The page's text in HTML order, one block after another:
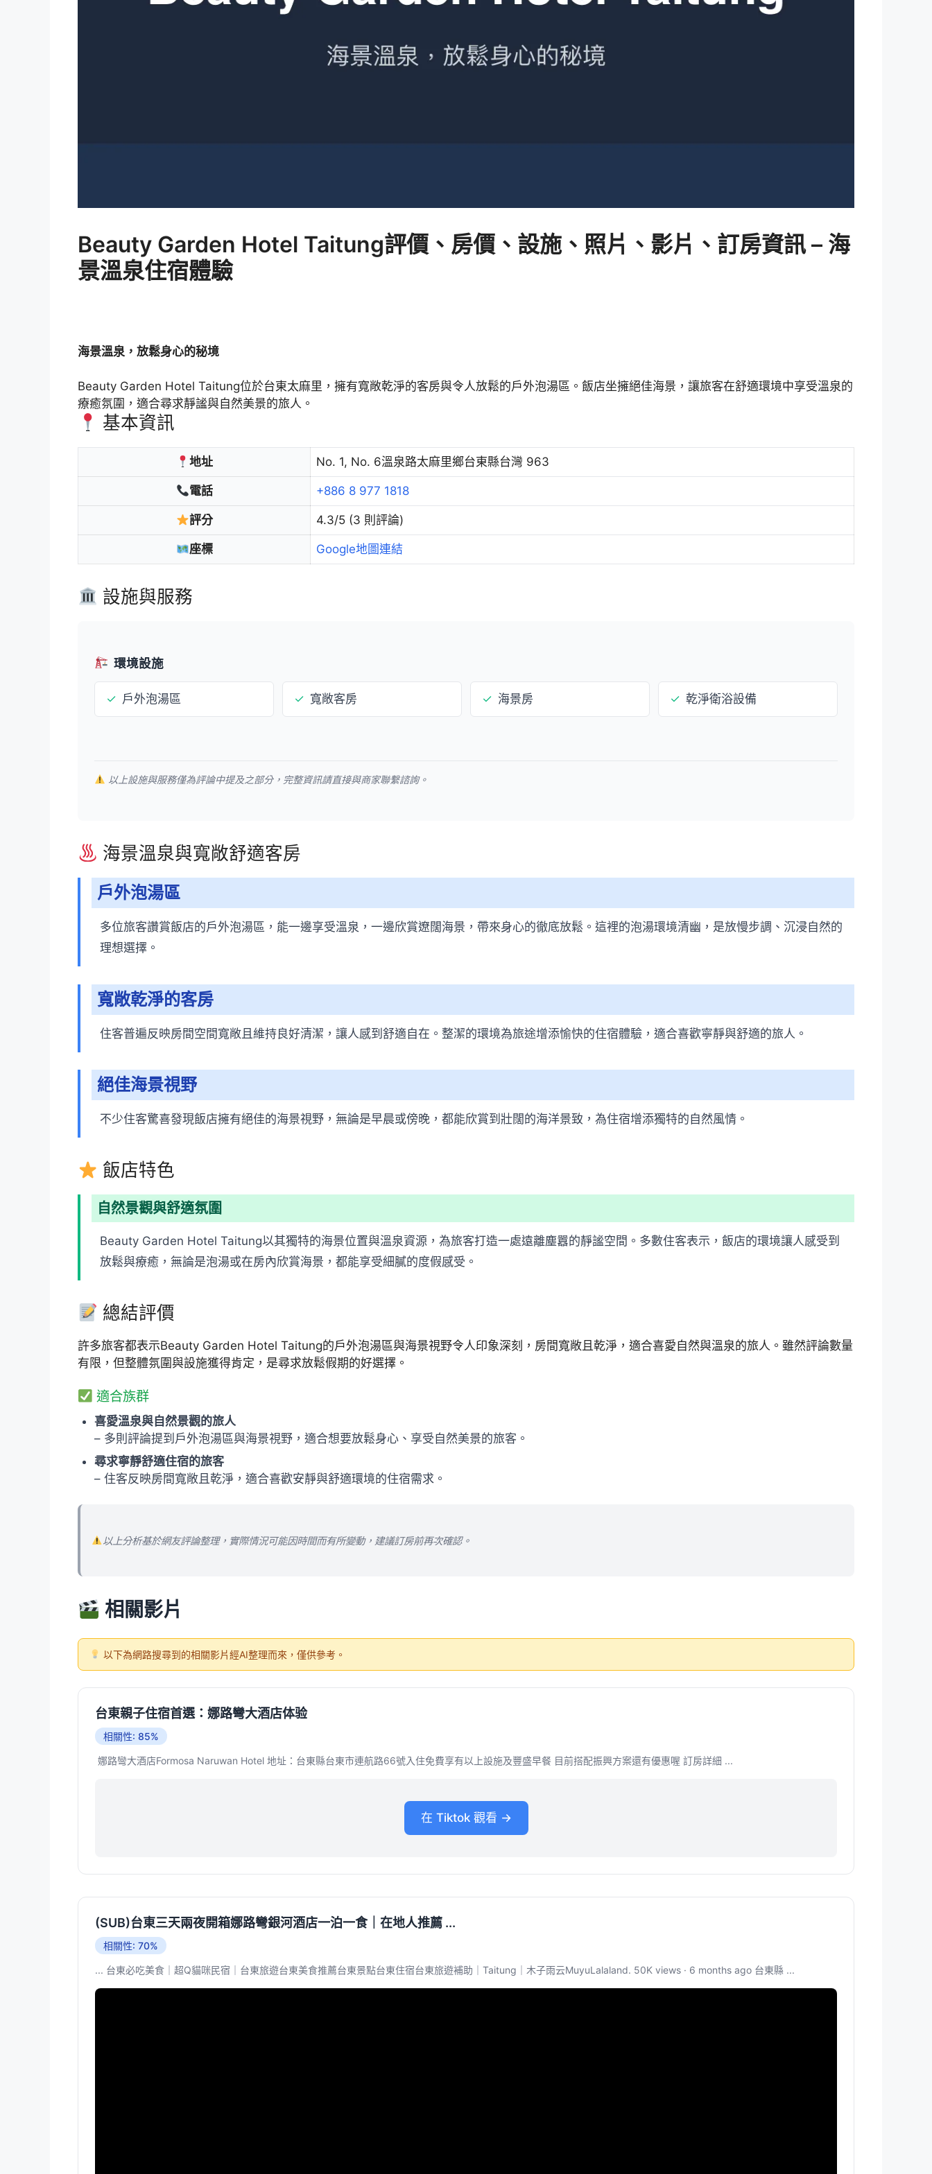
Beauty Garden Hotel Taitung評價、房價、設施、照片、影片、訂房資訊 – 海
景溫泉住宿體驗
海景溫泉，放鬆身心的秘境
Beauty Garden Hotel Taitung位於台東太麻里，擁有寬敞乾淨的客房與令人放鬆的戶外泡湯區。飯店坐擁絕佳海景，讓旅客在舒適環境中享受溫泉的
療癒氛圍，適合尋求靜謐與自然美景的旅人。
基本資訊
地址 No. 1, No. 6溫泉路太麻里鄉台東縣台灣 963
電話 +886 8 977 1818
評分 4.3/5 (3 則評論)
座標 Google地圖連結
設施與服務
環境設施
✓ 戶外泡湯區 ✓ 寬敞客房 ✓ 海景房 ✓ 乾淨衛浴設備
以上設施與服務僅為評論中提及之部分，完整資訊請直接與商家聯繫諮詢。
海景溫泉與寬敞舒適客房
戶外泡湯區
多位旅客讚賞飯店的戶外泡湯區，能一邊享受溫泉，一邊欣賞遼闊海景，帶來身心的徹底放鬆。這裡的泡湯環境清幽，是放慢步調、沉浸自然的
理想選擇。
寬敞乾淨的客房
住客普遍反映房間空間寬敞且維持良好清潔，讓人感到舒適自在。整潔的環境為旅途增添愉快的住宿體驗，適合喜歡寧靜與舒適的旅人。
絕佳海景視野
不少住客驚喜發現飯店擁有絕佳的海景視野，無論是早晨或傍晚，都能欣賞到壯闊的海洋景致，為住宿增添獨特的自然風情。
飯店特色
自然景觀與舒適氛圍
Beauty Garden Hotel Taitung以其獨特的海景位置與溫泉資源，為旅客打造一處遠離塵囂的靜謐空間。多數住客表示，飯店的環境讓人感受到
放鬆與療癒，無論是泡湯或在房內欣賞海景，都能享受細膩的度假感受。
總結評價
許多旅客都表示Beauty Garden Hotel Taitung的戶外泡湯區與海景視野令人印象深刻，房間寬敞且乾淨，適合喜愛自然與溫泉的旅人。雖然評論數量
有限，但整體氛圍與設施獲得肯定，是尋求放鬆假期的好選擇。
適合族群
喜愛溫泉與自然景觀的旅人
– 多則評論提到戶外泡湯區與海景視野，適合想要放鬆身心、享受自然美景的旅客。
尋求寧靜舒適住宿的旅客
– 住客反映房間寬敞且乾淨，適合喜歡安靜與舒適環境的住宿需求。
以上分析基於網友評論整理，實際情況可能因時間而有所變動，建議訂房前再次確認。
相關影片
以下為網路搜尋到的相關影片經AI整理而來，僅供參考。
台東親子住宿首選：娜路彎大酒店体验
相關性: 85%
​ 娜路彎大酒店Formosa Naruwan Hotel 地址：台東縣台東市連航路66號入住免費享有以上設施及豐盛早餐​ 目前搭配振興方案還有優惠喔 訂房詳細 ...
在 Tiktok 觀看 →
(SUB)台東三天兩夜開箱娜路彎銀河酒店一泊一食｜在地人推薦 ...
相關性: 70%
... 台東必吃美食｜超Q貓咪民宿｜台東旅遊台東美食推薦台東景點台東住宿台東旅遊補助｜Taitung｜木子雨云MuyuLalaland. 50K views · 6 months ago 台東縣 ...